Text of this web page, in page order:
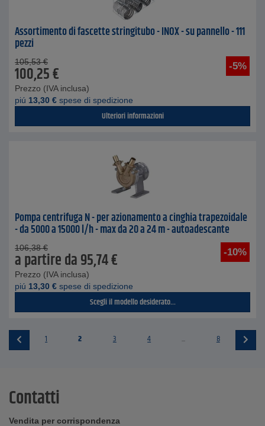
Assortimento di fascette stringitubo - INOX - su pannello - 111
pezzi
-5%
105,53 €
100,25€
Prezzo (IVA inclusa)
piú 13,30 € spese di spedizione
Ulteriori informazioni
Pompa centrifuga N - per azionamento a cinghia trapezoidale
- da 5000 a 15000 l/h - max da 20 a 24 m - autoadescante
-10%
106,38 €
a partire da95,74€
Prezzo (IVA inclusa)
piú 13,30 € spese di spedizione
Scegli il modello desiderato...
1 2 3 4 ... 8
Contatti
Vendita per corrispondenza